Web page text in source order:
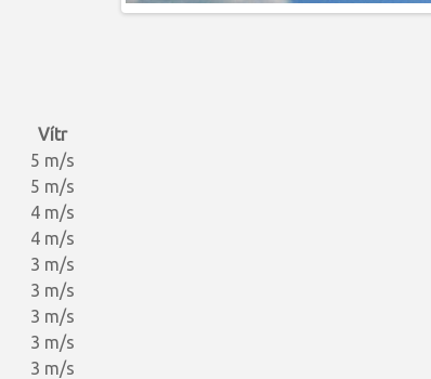
Vítr
5 m/s
5 m/s
4 m/s
4 m/s
3 m/s
3 m/s
3 m/s
3 m/s
3 m/s